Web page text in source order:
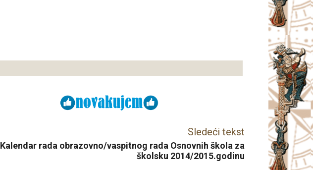
Sledeći tekst
Kalendar rada obrazovno/vaspitnog rada Osnovnih škola za
školsku 2014/2015.godinu